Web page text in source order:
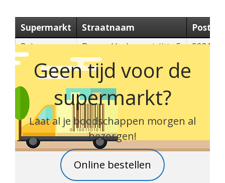
Supermarkt Straatnaam
Poiesz
Bouwe Harkemastrjitte 5 9281PX
Geen tijd voor de
supermarkt?
Laat al je boodschappen morgen al
bezorgen!
Online bestellen